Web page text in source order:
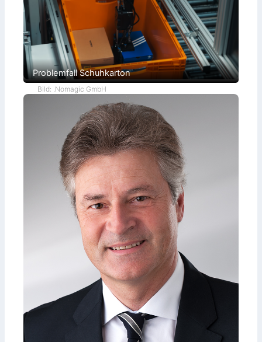
Problemfall Schuhkarton
Bild: .Nomagic GmbH